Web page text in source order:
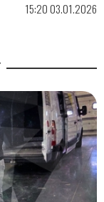
15:20 03.01.2026